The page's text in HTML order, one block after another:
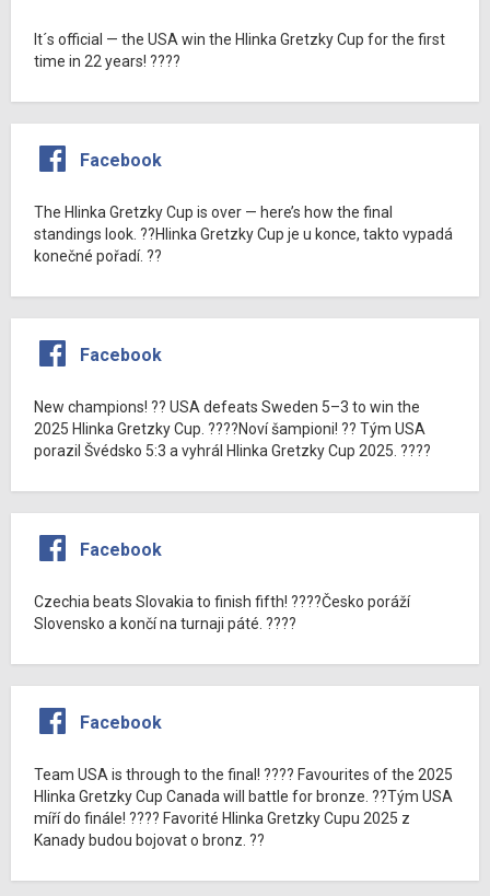
It´s official — the USA win the Hlinka Gretzky Cup for the first
time in 22 years! ????
Facebook
The Hlinka Gretzky Cup is over — here’s how the final
standings look. ??Hlinka Gretzky Cup je u konce, takto vypadá
konečné pořadí. ??
Facebook
New champions! ?? USA defeats Sweden 5–3 to win the
2025 Hlinka Gretzky Cup. ????Noví šampioni! ?? Tým USA
porazil Švédsko 5:3 a vyhrál Hlinka Gretzky Cup 2025. ????
Facebook
Czechia beats Slovakia to finish fifth! ????Česko poráží
Slovensko a končí na turnaji páté. ????
Facebook
Team USA is through to the final! ???? Favourites of the 2025
Hlinka Gretzky Cup Canada will battle for bronze. ??Tým USA
míří do finále! ???? Favorité Hlinka Gretzky Cupu 2025 z
Kanady budou bojovat o bronz. ??